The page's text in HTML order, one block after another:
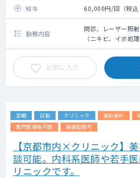
給与 60,000円/回（税込
勤務内容
問診、レーザー照
（ニキビ、イボ処理
お気に入り
定期 日勤 クリニック 通勤便利
専門医資格不問
隔週勤務可
【京都市内×クリニック】
談可能。内科系医師や若手
リニックです。